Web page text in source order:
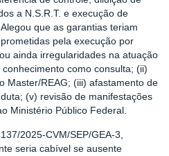
a N.S.R.T. e execução de
que as garantias teriam
pela execução por
ainda irregularidades na atuação
como consulta; (ii)
Master/REAG; (iii) afastamento de
(v) revisão de manifestações
Ministério Público Federal.
2025-CVM/SEP/GEA-3,
seria cabível se ausente